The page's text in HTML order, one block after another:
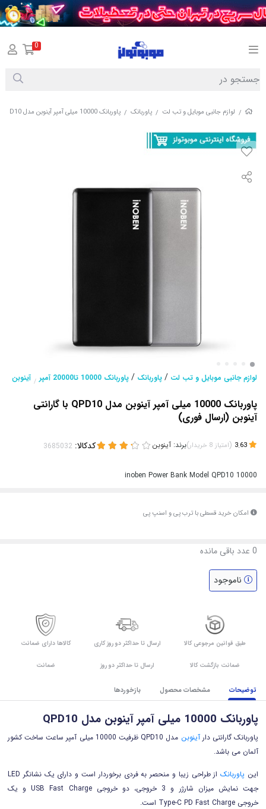
/ لوازم جانبی موبایل و تب لت / پاوربانک / پاوربانک 10000 میلی آمپر آینوبن مدل QPD10 با گارانتی آینوبن (ارسال فوری)
لوازم جانبی موبایل و تب لت / پاوربانک / پاوربانک 10000 تا20000 آمپر / آینوبن
پاوربانک 10000 میلی آمپر آینوبن مدل QPD10 با گارانتی
آینوبن (ارسال فوری)
(امتیاز 8 خریدار)برند: آینوبن کدکالا:
10000 inoben Power Bank Model QPD10
امکان خرید قسطی با ترب پی و اسنپ پی
0 عدد باقی مانده
ناموجود
طبق قوانین مرجوعی کالا
ضمانت بازگشت کالا
ارسال تا حداکثر دو روز کاری
ارسال تا حداکثر دو روز
کالاها دارای ضمانت
ضمانت
توضیحات مشخصات محصول بازخوردها
پاوربانک 10000 میلی آمپر آینوبن مدل QPD10
پاوربانک گارانتی دار آینوبن
مدل QPD10 ظرفیت 10000 میلی آمپر ساعت ساخت کشور
آلمان می باشد.
این پاوربانک
از طراحی زیبا و منحصر به فردی برخوردار است و داراى یک نشانگر LED
جهت نمایش میزان شارژر
و 3 خروجی، دو خروجی USB Fast Charge و یک
خروجی Type-C PD Fast Charge است.
0